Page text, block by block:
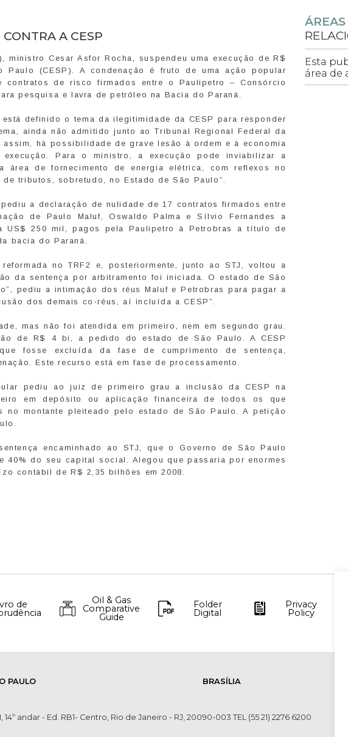
A CESP
Cesar Asfor Rocha, suspendeu uma execução de R$
Paulo (CESP). A condenação é fruto de uma ação popular
de risco firmados entre o Paulipetro – Consórcio
pesquisa e lavra de petróleo na Bacia do Paraná.
definido o tema da ilegitimidade da CESP para responder
ainda não admitido junto ao Tribunal Regional Federal da
há possibilidade de grave lesão à ordem e à economia
Para o ministro, a execução pode inviabilizar a
área de fornecimento de energia elétrica, com reflexos no
tributos, sobretudo, no Estado de São Paulo”.
a declaração de nulidade de 17 contratos firmados entre
de Paulo Maluf, Oswaldo Palma e Sílvio Fernandes a
US$ 250 mil, pagos pela Paulipetro à Petrobras a título de
bacia do Paraná.
no TRF2 e, posteriormente, junto ao STJ, voltou a
da sentença por arbitramento foi iniciada. O estado de São
pediu a intimação dos réus Maluf e Petrobras para pagar a
dos demais co-réus, aí incluída a CESP”.
mas não foi atendida em primeiro, nem em segundo grau.
de R$ 4 bi, a pedido do estado de São Paulo. A CESP
fosse excluída da fase de cumprimento de sentença,
Este recurso está em fase de processamento.
pediu ao juiz de primeiro grau a inclusão da CESP na
em depósito ou aplicação financeira de todos os que
montante pleiteado pelo estado de São Paulo. A petição
encaminhado ao STJ, que o Governo de São Paulo
40% do seu capital social. Alegou que passaria por enormes
contábil de R$ 2,35 bilhões em 2008.
Esta
área de
de Oil & Gas
Comparative
Guide
Folder
Digital
Privacy
Policy
PAULO BRASÍLIA
14º andar - Ed. RB1- Centro, Rio de Janeiro - RJ, 20090-003 TEL (55 21) 2276 6200